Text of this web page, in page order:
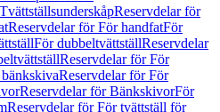
TvättställsunderskåpReservdelar för
Reservdelar för För handfatFör
För dubbeltvättställReservdelar
Reservdelar för För
Reservdelar för För
Reservdelar för BänkskivorFör
Reservdelar för För tvättställ för